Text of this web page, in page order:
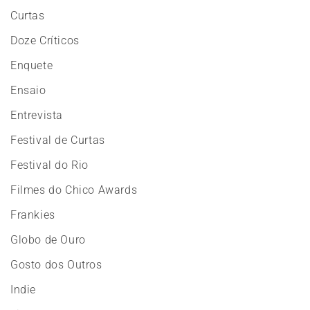
Curtas
Doze Críticos
Enquete
Ensaio
Entrevista
Festival de Curtas
Festival do Rio
Filmes do Chico Awards
Frankies
Globo de Ouro
Gosto dos Outros
Indie